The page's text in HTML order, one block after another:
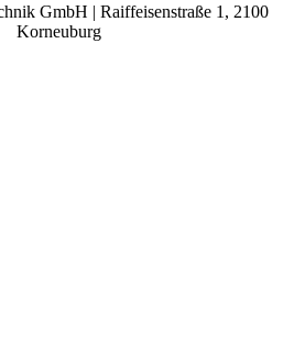
GmbH | Raiffeisenstraße 1, 2100
Korneuburg